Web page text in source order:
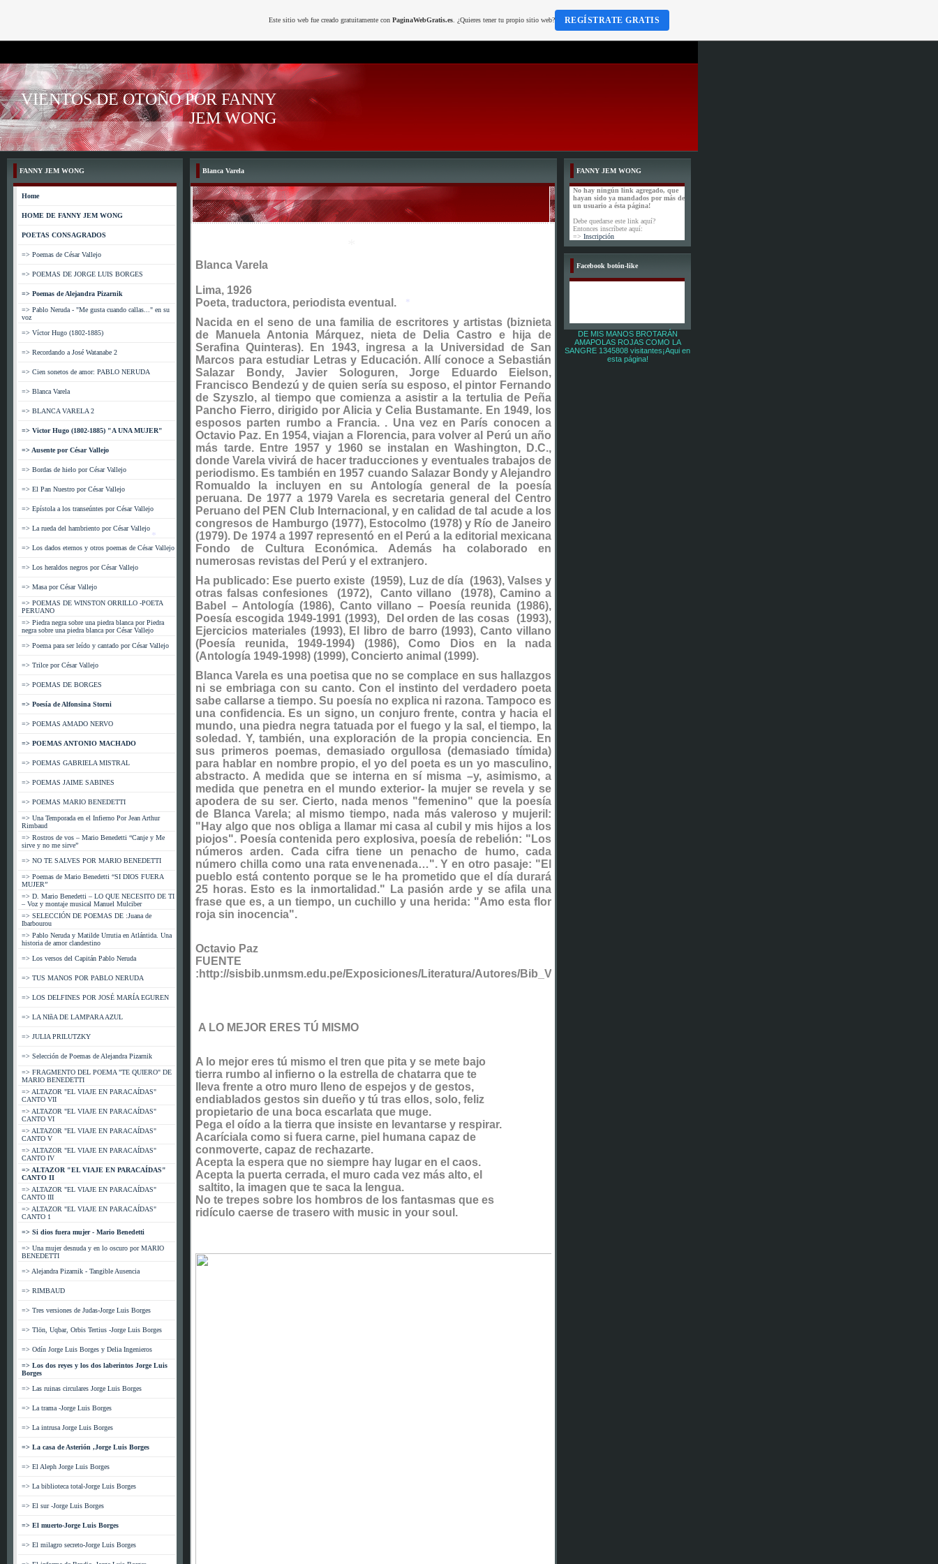
VIENTOS DE OTOÑO POR FANNY
JEM WONG
FANNY JEM WONG
Home
HOME DE FANNY JEM WONG
POETAS CONSAGRADOS
=> Poemas de César Vallejo
=> POEMAS DE JORGE LUIS BORGES
=> Poemas de Alejandra Pizarnik
=> Pablo Neruda - "Me gusta cuando callas..." en su
voz
=> Víctor Hugo (1802-1885)
=> Recordando a José Watanabe 2
=> Cien sonetos de amor: PABLO NERUDA
=> Blanca Varela
=> BLANCA VARELA 2
=> Victor Hugo (1802-1885) "A UNA MUJER"
=> Ausente por César Vallejo
=> Bordas de hielo por César Vallejo
=> El Pan Nuestro por César Vallejo
=> Epístola a los transeúntes por César Vallejo
=> La rueda del hambriento por César Vallejo
=> Los dados eternos y otros poemas de César Vallejo
=> Los heraldos negros por César Vallejo
=> Masa por César Vallejo
=> POEMAS DE WINSTON ORRILLO -POETA
PERUANO
=> Piedra negra sobre una piedra blanca por Piedra
negra sobre una piedra blanca por César Vallejo
=> Poema para ser leído y cantado por César Vallejo
=> Trilce por César Vallejo
=> POEMAS DE BORGES
=> Poesía de Alfonsina Storni
=> POEMAS AMADO NERVO
=> POEMAS ANTONIO MACHADO
=> POEMAS GABRIELA MISTRAL
=> POEMAS JAIME SABINES
=> POEMAS MARIO BENEDETTI
=> Una Temporada en el Infierno Por Jean Arthur
Rimbaud
=> Rostros de vos – Mario Benedetti “Canje y Me
sirve y no me sirve”
=> NO TE SALVES POR MARIO BENEDETTI
=> Poemas de Mario Benedetti “SI DIOS FUERA
MUJER”
=> D. Mario Benedetti – LO QUE NECESITO DE TI
– Voz y montaje musical Manuel Mulciber
=> SELECCIÓN DE POEMAS DE :Juana de
Ibarbourou
=> Pablo Neruda y Matilde Urrutia en Atlántida. Una
historia de amor clandestino
=> Los versos del Capitán Pablo Neruda
=> TUS MANOS POR PABLO NERUDA
=> LOS DELFINES POR JOSÉ MARÍA EGUREN
=> LA NIñA DE LAMPARA AZUL
=> JULIA PRILUTZKY
=> Selección de Poemas de Alejandra Pizarnik
=> FRAGMENTO DEL POEMA "TE QUIERO" DE
MARIO BENEDETTI
=> ALTAZOR "EL VIAJE EN PARACAÍDAS"
CANTO VII
=> ALTAZOR "EL VIAJE EN PARACAÍDAS"
CANTO VI
=> ALTAZOR "EL VIAJE EN PARACAÍDAS"
CANTO V
=> ALTAZOR "EL VIAJE EN PARACAÍDAS"
CANTO IV
=> ALTAZOR "EL VIAJE EN PARACAÍDAS"
CANTO II
=> ALTAZOR "EL VIAJE EN PARACAÍDAS"
CANTO III
=> ALTAZOR "EL VIAJE EN PARACAÍDAS"
CANTO 1
=> Si dios fuera mujer - Mario Benedetti
=> Una mujer desnuda y en lo oscuro por MARIO
BENEDETTI
=> Alejandra Pizarnik - Tangible Ausencia
=> RIMBAUD
=> Tres versiones de Judas-Jorge Luis Borges
=> Tlön, Uqbar, Orbis Tertius -Jorge Luis Borges
=> Odín Jorge Luis Borges y Delia Ingenieros
=> Los dos reyes y los dos laberintos Jorge Luis
Borges
=> Las ruinas circulares Jorge Luis Borges
=> La trama -Jorge Luis Borges
=> La intrusa Jorge Luis Borges
=> La casa de Asterión ,Jorge Luis Borges
=> El Aleph Jorge Luis Borges
=> La biblioteca total-Jorge Luis Borges
=> El sur -Jorge Luis Borges
=> El muerto-Jorge Luis Borges
=> El milagro secreto-Jorge Luis Borges
Blanca Varela
Blanca Varela
Lima, 1926
Poeta, traductora, periodista eventual.
Nacida en el seno de una familia de escritores y artistas (biznieta
de Manuela Antonia Márquez, nieta de Delia Castro e hija de
Serafina Quinteras). En 1943, ingresa a la Universidad de San
Marcos para estudiar Letras y Educación. Allí conoce a Sebastián
Salazar Bondy, Javier Sologuren, Jorge Eduardo Eielson,
Francisco Bendezú y de quien sería su esposo, el pintor Fernando
de Szyszlo, al tiempo que comienza a asistir a la tertulia de Peña
Pancho Fierro, dirigido por Alicia y Celia Bustamante. En 1949, los
esposos parten rumbo a Francia. . Una vez en París conocen a
Octavio Paz. En 1954, viajan a Florencia, para volver al Perú un año
más tarde. Entre 1957 y 1960 se instalan en Washington, D.C.,
donde Varela vivirá de hacer traducciones y eventuales trabajos de
periodismo. Es también en 1957 cuando Salazar Bondy y Alejandro
Romualdo la incluyen en su Antología general de la poesía
peruana. De 1977 a 1979 Varela es secretaria general del Centro
Peruano del PEN Club Internacional, y en calidad de tal acude a los
congresos de Hamburgo (1977), Estocolmo (1978) y Río de Janeiro
(1979). De 1974 a 1997 representó en el Perú a la editorial mexicana
Fondo de Cultura Económica. Además ha colaborado en
numerosas revistas del Perú y el extranjero.
Ha publicado: Ese puerto existe (1959), Luz de día (1963), Valses y
otras falsas confesiones (1972), Canto villano (1978), Camino a
Babel – Antología (1986), Canto villano – Poesía reunida (1986),
Poesía escogida 1949-1991 (1993), Del orden de las cosas (1993),
Ejercicios materiales (1993), El libro de barro (1993), Canto villano
(Poesía reunida, 1949-1994) (1986), Como Dios en la nada
(Antología 1949-1998) (1999), Concierto animal (1999).
Blanca Varela es una poetisa que no se complace en sus hallazgos
ni se embriaga con su canto. Con el instinto del verdadero poeta
sabe callarse a tiempo. Su poesía no explica ni razona. Tampoco es
una confidencia. Es un signo, un conjuro frente, contra y hacia el
mundo, una piedra negra tatuada por el fuego y la sal, el tiempo, la
soledad. Y, también, una exploración de la propia conciencia. En
sus primeros poemas, demasiado orgullosa (demasiado tímida)
para hablar en nombre propio, el yo del poeta es un yo masculino,
abstracto. A medida que se interna en sí misma –y, asimismo, a
medida que penetra en el mundo exterior- la mujer se revela y se
apodera de su ser. Cierto, nada menos "femenino" que la poesía
de Blanca Varela; al mismo tiempo, nada más valeroso y mujeril:
"Hay algo que nos obliga a llamar mi casa al cubil y mis hijos a los
piojos". Poesía contenida pero explosiva, poesía de rebelión: "Los
números arden. Cada cifra tiene un penacho de humo, cada
número chilla como una rata envenenada…". Y en otro pasaje: "El
pueblo está contento porque se le ha prometido que el día durará
25 horas. Esto es la inmortalidad." La pasión arde y se afila una
frase que es, a un tiempo, un cuchillo y una herida: "Amo esta flor
roja sin inocencia".
Octavio Paz
FUENTE
:http://sisbib.unmsm.edu.pe/Exposiciones/Literatura/Autores/Bib_Varela.htm
A LO MEJOR ERES TÚ MISMO
A lo mejor eres tú mismo el tren que pita y se mete bajo
tierra rumbo al infierno o la estrella de chatarra que te
lleva frente a otro muro lleno de espejos y de gestos,
endiablados gestos sin dueño y tú tras ellos, solo, feliz
propietario de una boca escarlata que muge.
Pega el oído a la tierra que insiste en levantarse y respirar.
Acaríciala como si fuera carne, piel humana capaz de
conmoverte, capaz de rechazarte.
Acepta la espera que no siempre hay lugar en el caos.
Acepta la puerta cerrada, el muro cada vez más alto, el
saltito, la imagen que te saca la lengua.
No te trepes sobre los hombros de los fantasmas que es
ridículo caerse de trasero with music in your soul.
FANNY JEM WONG
No hay ningún link agregado, que
hayan sido ya mandados por más de
un usuario a ésta página!
Debe quedarse este link aquí?
Entonces inscríbete aquí:
=> Inscripción
Facebook botón-like
DE MIS MANOS BROTARÁN
AMAPOLAS ROJAS COMO LA
SANGRE 1345808 visitantes¡Aqui en
esta página!
Este sitio web fue creado gratuitamente con PaginaWebGratis.es. ¿Quieres tener tu propio sitio web? REGÍSTRATE GRATIS
*
*